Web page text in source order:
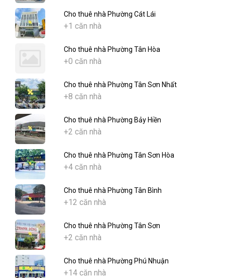
Cho thuê nhà Phường Cát Lái
+1 căn nhà
Cho thuê nhà Phường Tân Hòa
+0 căn nhà
Cho thuê nhà Phường Tân Sơn Nhất
+8 căn nhà
Cho thuê nhà Phường Bảy Hiền
+2 căn nhà
Cho thuê nhà Phường Tân Sơn Hòa
+4 căn nhà
Cho thuê nhà Phường Tân Bình
+12 căn nhà
Cho thuê nhà Phường Tân Sơn
+2 căn nhà
Cho thuê nhà Phường Phú Nhuận
+14 căn nhà